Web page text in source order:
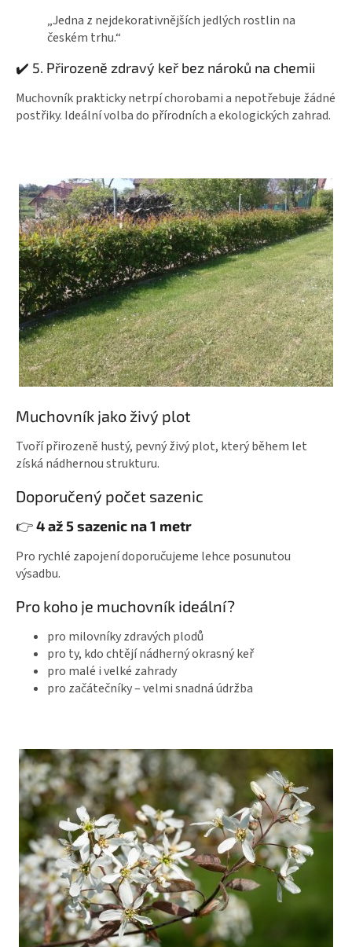
„Jedna z nejdekorativnějších jedlých rostlin na
českém trhu.“
✔️ 5. Přirozeně zdravý keř bez nároků na chemii
Muchovník prakticky netrpí chorobami a nepotřebuje žádné
postřiky. Ideální volba do přírodních a ekologických zahrad.
Muchovník jako živý plot
Tvoří přirozeně hustý, pevný živý plot, který během let
získá nádhernou strukturu.
Doporučený počet sazenic
👉4 až 5 sazenic na 1 metr
Pro rychlé zapojení doporučujeme lehce posunutou
výsadbu.
Pro koho je muchovník ideální?
pro milovníky zdravých plodů
pro ty, kdo chtějí nádherný okrasný keř
pro malé i velké zahrady
pro začátečníky – velmi snadná údržba